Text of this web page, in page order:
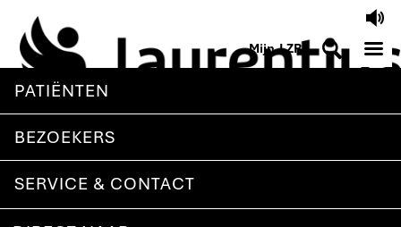
V
Mijn.LZR S M
PATIËNTEN
BEZOEKERS
SERVICE & CONTACT